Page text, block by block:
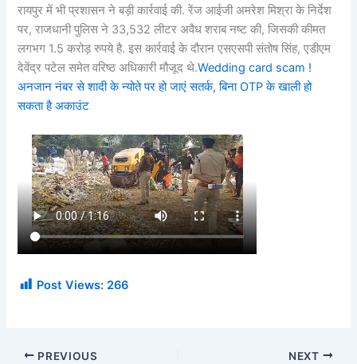
रायपुर में भी प्रशासन ने बड़ी कार्रवाई की. रेंज आईजी अमरेश मिश्रा के निर्देश
पर, राजधानी पुलिस ने 33,532 लीटर अवैध शराब नष्ट की, जिसकी कीमत
लगभग 1.5 करोड़ रुपये है. इस कार्रवाई के दौरान एसएसपी संतोष सिंह, एडीएम
देवेंद्र पटेल समेत वरिष्ठ अधिकारी मौजूद थे.Wedding card scam !
अनजान नंबर से शादी के न्योते पर हो जाएं सतर्क, बिना OTP के खाली हो
सकता है अकाउंट
Post Views: 266
PREVIOUS NEXT